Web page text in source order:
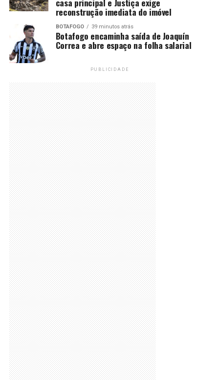
casa principal e Justiça exige
reconstrução imediata do imóvel
BOTAFOGO 39 minutos atrás
Botafogo encaminha saída de Joaquín
Correa e abre espaço na folha salarial
PUBLICIDADE